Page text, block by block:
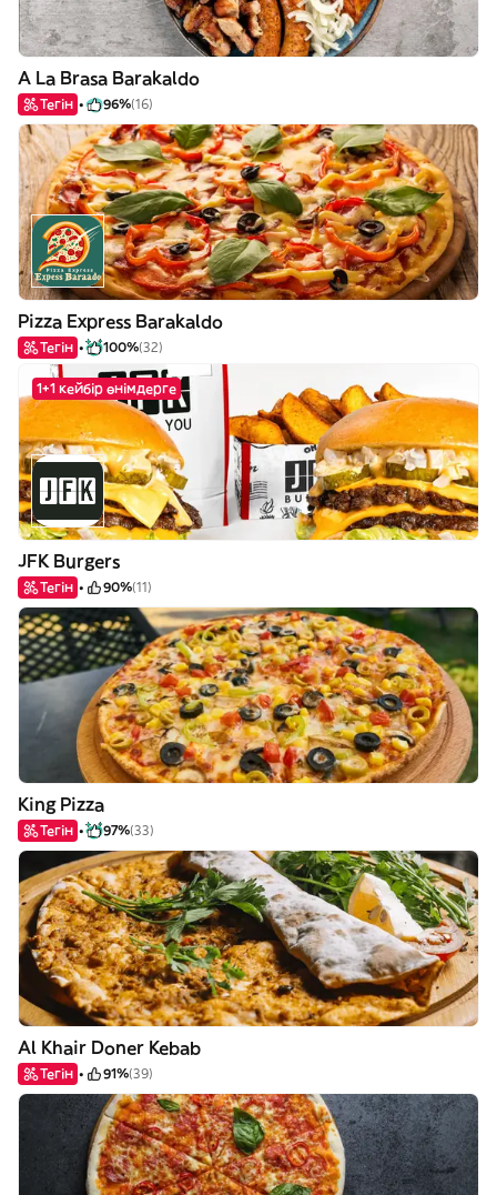
A La Brasa Barakaldo
Тегін 96%(16)
Pizza Express Barakaldo
Тегін 100%(32)
1+1 кейбір өнімдерге
JFK Burgers
Тегін 90%(11)
King Pizza
Тегін 97%(33)
Al Khair Doner Kebab
Тегін 91%(39)